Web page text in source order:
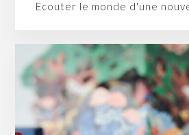
Ecouter le monde d'une